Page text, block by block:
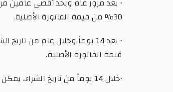
30% من قيمة الفاتورة الأصلية.
قيمة الفاتورة الأصلية.
•خلال 14 يوماً من تاريخ الشراء، يمكن التبديل ولكن يجب أن تكون قيمة المشتريات الجديدة أعلى بنسبة 5% من قيمة الفاتورة الأصلية – بناء على التقييم.